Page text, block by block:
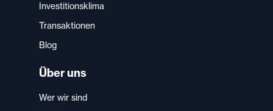
Investitionsklima
Transaktionen
Blog
Über uns
Wer wir sind